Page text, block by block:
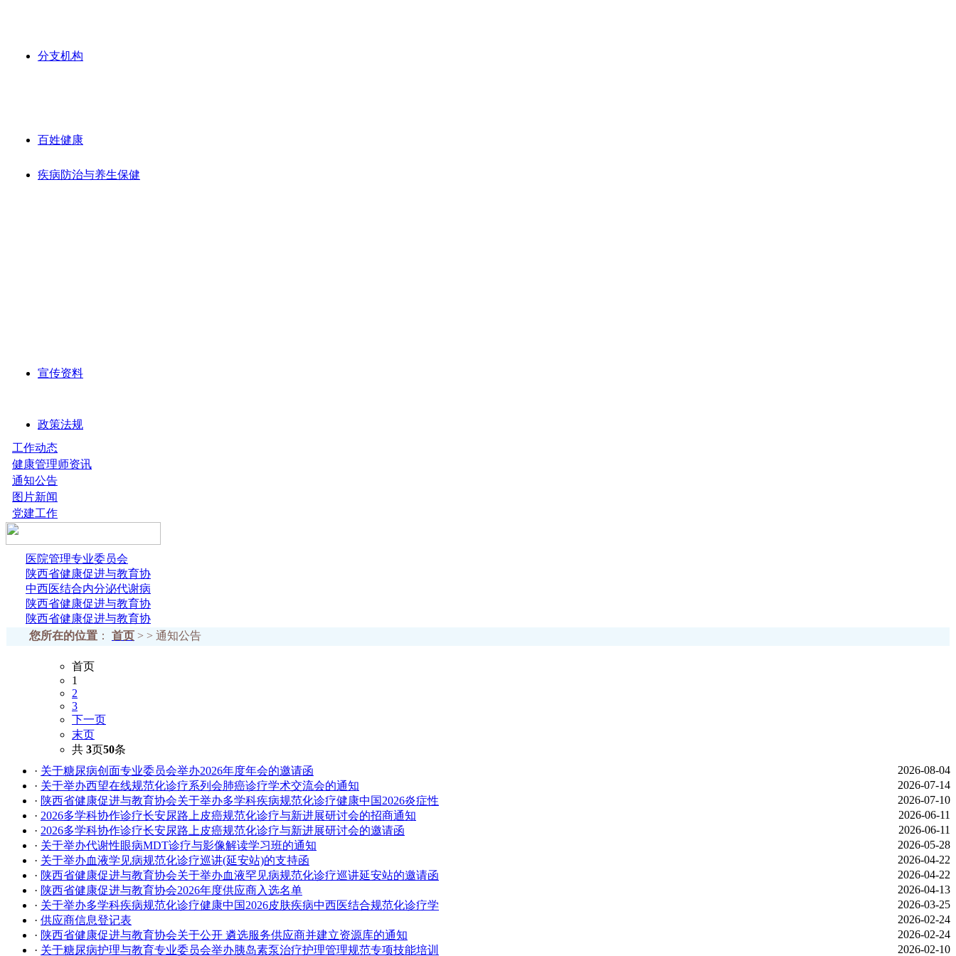
分支机构
百姓健康
疾病防治与养生保健
宣传资料
政策法规
工作动态
健康管理师资讯
通知公告
图片新闻
党建工作
医院管理专业委员会
陕西省健康促进与教育协
中西医结合内分泌代谢病
陕西省健康促进与教育协
陕西省健康促进与教育协
您所在的位置 ： 首页 > > 通知公告
首页
1
2
3
下一页
末页
共 3页50条
· 关于糖尿病创面专业委员会举办2026年度年会的邀请函
2026-08-04
· 关于举办西望在线规范化诊疗系列会肺癌诊疗学术交流会的通知
2026-07-14
· 陕西省健康促进与教育协会关于举办多学科疾病规范化诊疗健康中国2026炎症性
2026-07-10
· 2026多学科协作诊疗长安尿路上皮癌规范化诊疗与新进展研讨会的招商通知
2026-06-11
· 2026多学科协作诊疗长安尿路上皮癌规范化诊疗与新进展研讨会的邀请函
2026-06-11
· 关于举办代谢性眼病MDT诊疗与影像解读学习班的通知
2026-05-28
· 关于举办血液学见病规范化诊疗巡讲(延安站)的支持函
2026-04-22
· 陕西省健康促进与教育协会关于举办血液罕见病规范化诊疗巡讲延安站的邀请函
2026-04-22
· 陕西省健康促进与教育协会2026年度供应商入选名单
2026-04-13
· 关于举办多学科疾病规范化诊疗健康中国2026皮肤疾病中西医结合规范化诊疗学
2026-03-25
· 供应商信息登记表
2026-02-24
· 陕西省健康促进与教育协会关于公开 遴选服务供应商并建立资源库的通知
2026-02-24
· 关于糖尿病护理与教育专业委员会举办胰岛素泵治疗护理管理规范专项技能培训 2026-02-10